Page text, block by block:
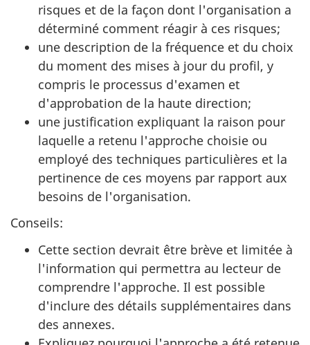
risques et de la façon dont l'organisation a
déterminé comment réagir à ces risques;
une description de la fréquence et du choix
du moment des mises à jour du profil, y
compris le processus d'examen et
d'approbation de la haute direction;
une justification expliquant la raison pour
laquelle a retenu l'approche choisie ou
employé des techniques particulières et la
pertinence de ces moyens par rapport aux
besoins de l'organisation.
Conseils:
Cette section devrait être brève et limitée à
l'information qui permettra au lecteur de
comprendre l'approche. Il est possible
d'inclure des détails supplémentaires dans
des annexes.